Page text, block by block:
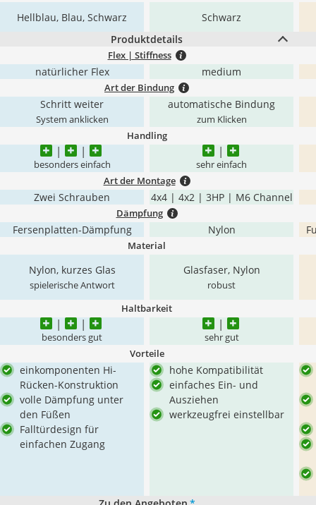
Hellblau, Blau, Schwarz
Schwarz
Produktdetails
Flex | Stiffness
natürlicher Flex medium
Art der Bindung
Schritt weiter
System anklicken
automatische Bindung
zum Klicken
Handling
besonders einfach sehr einfach
Art der Montage
Zwei Schrauben 4x4 | 4x2 | 3HP | M6 Channel
Dämpfung
Fersenplatten-Dämpfung Nylon
Material
Nylon, kurzes Glas
spielerische Antwort
Glasfaser, Nylon
robust
Haltbarkeit
besonders gut sehr gut
Vorteile
einkomponenten Hi-
Rücken-Konstruktion
volle Dämpfung unter
den Füßen
Falltürdesign für
einfachen Zugang
hohe Kompatibilität
einfaches Ein- und
Ausziehen
werkzeugfrei einstellbar